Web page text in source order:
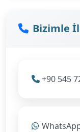
Bizimle
+90 545